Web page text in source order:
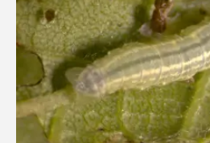
Service
Qui sommes-nous?
FR NL